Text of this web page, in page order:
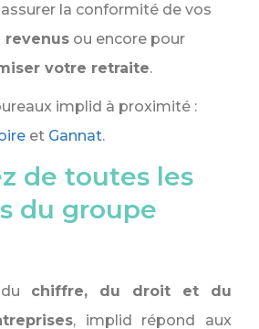
la conformité de vos
revenus ou encore pour
votre retraite.
implid à proximité :
et Gannat.
de toutes les
du groupe
chiffre, du droit et du
, implid répond aux